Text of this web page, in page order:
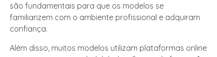
são fundamentais para que os modelos se
familiarizem com o ambiente profissional e adquiram
confiança.
Além disso, muitos modelos utilizam plataformas online